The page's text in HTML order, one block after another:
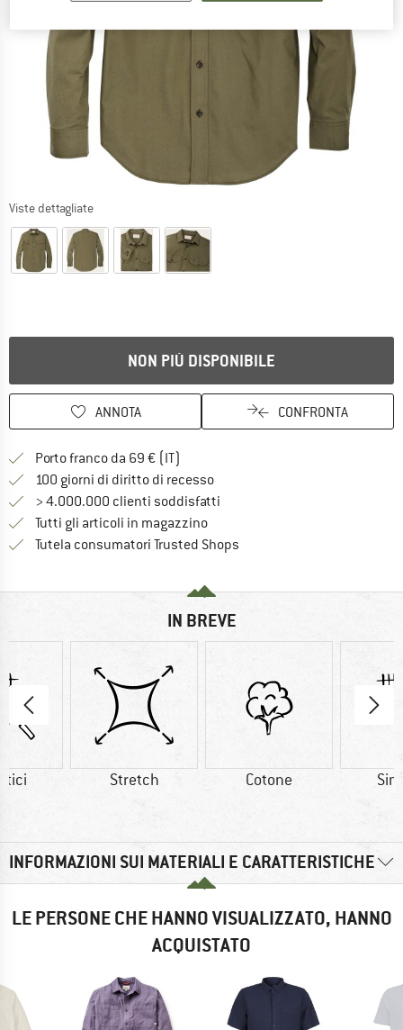
Viste dettagliate
NON PIÙ DISPONIBILE
ANNOTA CONFRONTA
Porto franco da 69 € (IT)
100 giorni di diritto di recessoVai alla politica di recesso qui
> 4.000.000 clienti soddisfatti
Tutti gli articoli in magazzino
Tutela consumatori Trusted Shops
IN BREVE
Stretch Cotone
INFORMAZIONI SUI MATERIALI E CARATTERISTICHE
LE PERSONE CHE HANNO VISUALIZZATO, HANNO
ACQUISTATO